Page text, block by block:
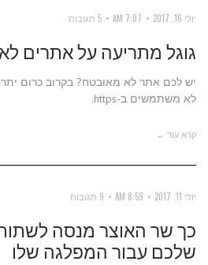
יולי 16, 2017 7:07 AM 5 תגובות
גוגל מתריעה על אתרים
יש לכם אתר לא מאובטח? בקרוב כרום
לא משתמשים ב-https.
קרא עוד ←
יולי 11, 2017 8:59 AM 9 תגובות
כך שר האוצר מנסה
שלכם עבור המפלגה שלו